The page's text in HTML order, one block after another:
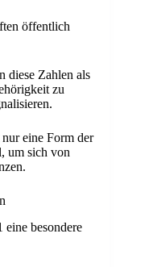
öffentlich
diese Zahlen als
zu
eine Form der
um sich von
besondere